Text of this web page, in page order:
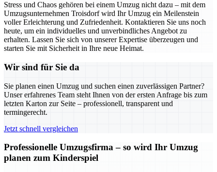
Stress und Chaos gehören bei einem Umzug nicht dazu – mit dem
Umzugsunternehmen Troisdorf wird Ihr Umzug ein Meilenstein
voller Erleichterung und Zufriedenheit. Kontaktieren Sie uns noch
heute, um ein individuelles und unverbindliches Angebot zu
erhalten. Lassen Sie sich von unserer Expertise überzeugen und
starten Sie mit Sicherheit in Ihre neue Heimat.
Wir sind für Sie da
Sie planen einen Umzug und suchen einen zuverlässigen Partner?
Unser erfahrenes Team steht Ihnen von der ersten Anfrage bis zum
letzten Karton zur Seite – professionell, transparent und
termingerecht.
Jetzt schnell vergleichen
Professionelle Umzugsfirma – so wird Ihr Umzug
planen zum Kinderspiel